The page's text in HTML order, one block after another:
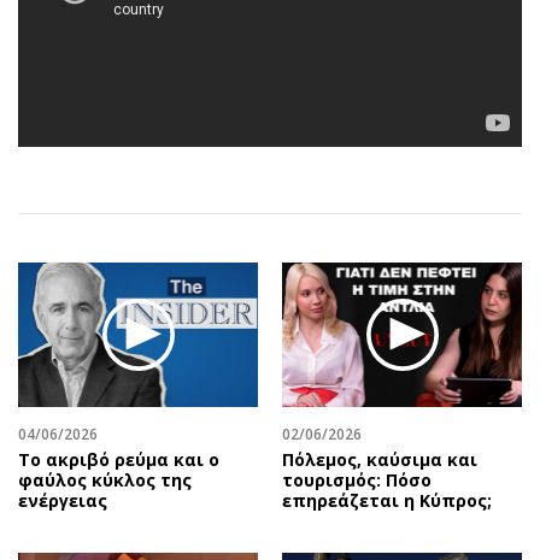
Προεδρικές 2023
Κύπρος
Κληρώσεις Allwyn
Οικονομική
Οικονομία
Real Estate
Επιχειρήσεις
Αγορές
Money Review
AstroBank Properties
Νέα
Αυτοκίνηση
Αφιερώματα
Πολιτική
Οικονομία
Γενικά
Αναδρομές
Πρόσωπα
Περιβάλλον
04/06/2026
Το ακριβό ρεύμα και ο
φαύλος κύκλος της
ενέργειας
02/06/2026
Πόλεμος, καύσιμα και
τουρισμός: Πόσο
επηρεάζεται η Κύπρος;